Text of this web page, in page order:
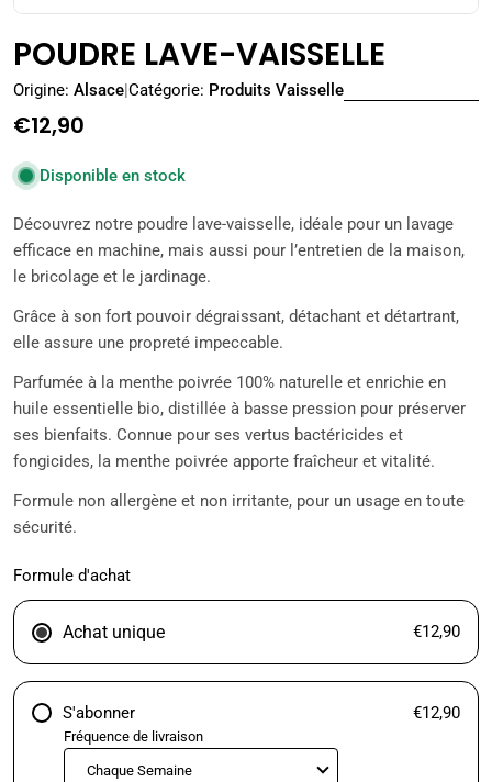
POUDRE LAVE-VAISSELLE
Origine: Alsace|Catégorie: Produits Vaisselle
Prix
régulier
€12,90
Disponible en stock
Découvrez notre poudre lave-vaisselle, idéale pour un lavage
efficace en machine, mais aussi pour l’entretien de la maison,
le bricolage et le jardinage.
Grâce à son fort pouvoir dégraissant, détachant et détartrant,
elle assure une propreté impeccable.
Parfumée à la menthe poivrée 100% naturelle et enrichie en
huile essentielle bio, distillée à basse pression pour préserver
ses bienfaits. Connue pour ses vertus bactéricides et
fongicides, la menthe poivrée apporte fraîcheur et vitalité.
Formule non allergène et non irritante, pour un usage en toute
sécurité.
Formule d'achat
Achat unique €12,90
S'abonner €12,90
Fréquence de livraison